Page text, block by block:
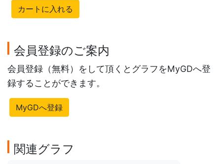
カートに入れる
会員登録のご案内
会員登録（無料）をして頂くとグラフをMyGDへ登
録することができます。
MyGDへ登録
関連グラフ